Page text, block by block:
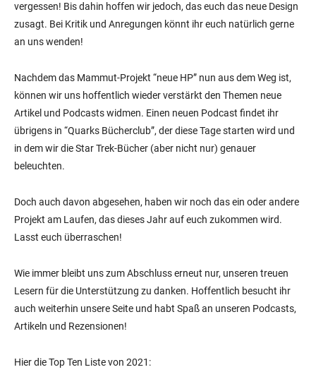
vergessen! Bis dahin hoffen wir jedoch, das euch das neue Design
zusagt. Bei Kritik und Anregungen könnt ihr euch natürlich gerne
an uns wenden!
Nachdem das Mammut-Projekt “neue HP” nun aus dem Weg ist,
können wir uns hoffentlich wieder verstärkt den Themen neue
Artikel und Podcasts widmen. Einen neuen Podcast findet ihr
übrigens in “Quarks Bücherclub”, der diese Tage starten wird und
in dem wir die Star Trek-Bücher (aber nicht nur) genauer
beleuchten.
Doch auch davon abgesehen, haben wir noch das ein oder andere
Projekt am Laufen, das dieses Jahr auf euch zukommen wird.
Lasst euch überraschen!
Wie immer bleibt uns zum Abschluss erneut nur, unseren treuen
Lesern für die Unterstützung zu danken. Hoffentlich besucht ihr
auch weiterhin unsere Seite und habt Spaß an unseren Podcasts,
Artikeln und Rezensionen!
Hier die Top Ten Liste von 2021: